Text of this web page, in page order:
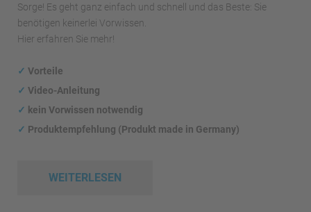
Sorge! Es geht ganz einfach und schnell und das Beste: Sie
benötigen keinerlei Vorwissen.
Hier erfahren Sie mehr!
✓ Vorteile
✓ Video-Anleitung
✓ kein Vorwissen notwendig
✓ Produktempfehlung (Produkt made in Germany)
WEITERLESEN